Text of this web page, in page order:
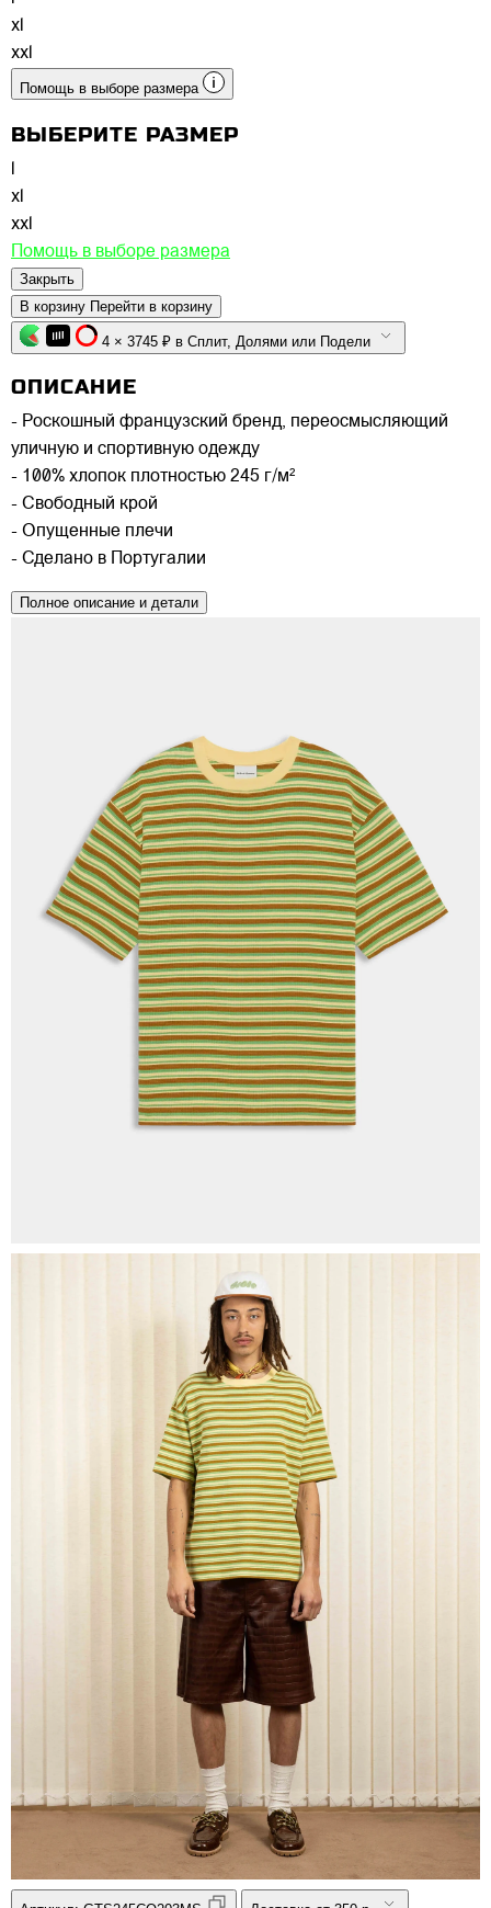
xl
xxl
Помощь в выборе размера
ВЫБЕРИТЕ РАЗМЕР
xl
xxl
Помощь в выборе размера
Закрыть
В корзину Перейти в корзину
4 × 3745 ₽ в Сплит, Долями или Подели
ОПИСАНИЕ
- Роскошный французский бренд, переосмысляющий
уличную и спортивную одежду
- 100% хлопок плотностью 245 г/м²
- Свободный крой
- Опущенные плечи
- Сделано в Португалии
Полное описание и детали